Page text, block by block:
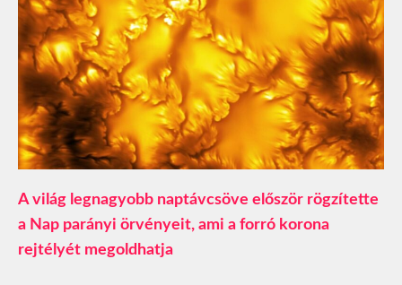
A világ legnagyobb naptávcsöve először rögzítette
a Nap parányi örvényeit, ami a forró korona
rejtélyét megoldhatja